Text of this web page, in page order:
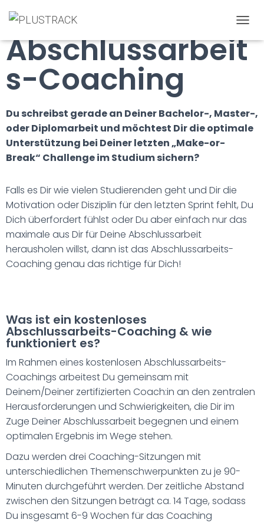
O
G
V
I
Dein
Abschlussarbeit
s-Coaching
Du schreibst gerade an Deiner Bachelor-, Master-,
oder Diplomarbeit und möchtest Dir die optimale
Unterstützung bei Deiner letzten „Make-or-
Break“ Challenge im Studium sichern?
Falls es Dir wie vielen Studierenden geht und Dir die
Motivation oder Disziplin für den letzten Sprint fehlt, Du
Dich überfordert fühlst oder Du aber einfach nur das
maximale aus Dir für Deine Abschlussarbeit
herausholen willst, dann ist das Abschlussarbeits-
Coaching genau das richtige für Dich!
Was ist ein kostenloses
Abschlussarbeits-Coaching & wie
funktioniert es?
Im Rahmen eines kostenlosen Abschlussarbeits-
Coachings arbeitest Du gemeinsam mit
Deinem/Deiner zertifizierten Coach:in an den zentralen
Herausforderungen und Schwierigkeiten, die Dir im
Zuge Deiner Abschlussarbeit begegnen und einem
optimalen Ergebnis im Wege stehen.
Dazu werden drei Coaching-Sitzungen mit
unterschiedlichen Themenschwerpunkten zu je 90-
Minuten durchgeführt werden. Der zeitliche Abstand
zwischen den Sitzungen beträgt ca. 14 Tage, sodass
Du insgesamt 6-9 Wochen für das Coaching